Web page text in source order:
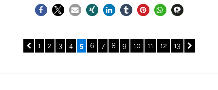
Seitennummerierung
PREVIOUS
PAGE
1 PAGE
2 PAGE
3 PAGE
4 PAGE
5 PAGE
6 PAGE
7 PAGE
8 PAGE
9 PAGE
10 PAGE
11 PAGE
12 PAGE
13
NEXT